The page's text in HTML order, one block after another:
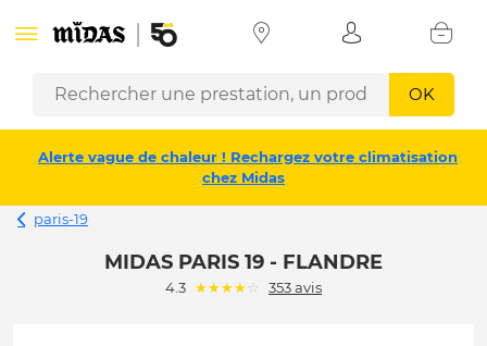
OK
Alerte vague de chaleur ! Rechargez votre climatisation
chez Midas
paris-19
MIDAS PARIS 19 - FLANDRE
4.3 (*)
★(*)
★(*)
★(*)
★( )
☆ 353 avis